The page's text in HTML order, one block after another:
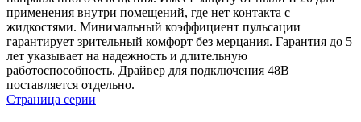
применения внутри помещений, где нет контакта с
жидкостями. Минимальный коэффициент пульсации
гарантирует зрительный комфорт без мерцания. Гарантия до 5
лет указывает на надежность и длительную
работоспособность. Драйвер для подключения 48В
поставляется отдельно.
Страница серии